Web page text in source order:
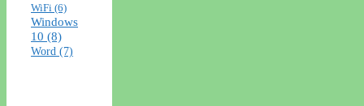
WiFi (6)
Windows
10 (8)
Word (7)